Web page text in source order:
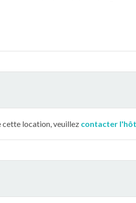
cette location, veuillez contacter